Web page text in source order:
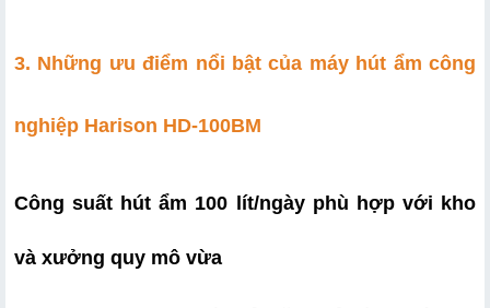
3. Những ưu điểm nổi bật của máy hút ẩm công
nghiệp Harison HD-100BM
Công suất hút ẩm 100 lít/ngày phù hợp với kho
và xưởng quy mô vừa